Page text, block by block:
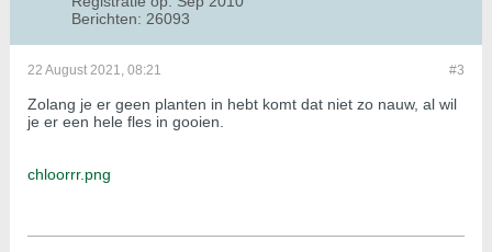
Berichten: 26093
#3
22 August 2021, 08:21
Zolang je er geen planten in hebt komt dat niet zo nauw, al wil
je er een hele fles in gooien.
chloorrr.png